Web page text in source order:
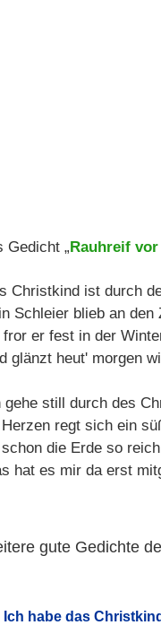
Gedicht „Rauhreif
Christkind ist durch
Schleier blieb an den
fror er fest in der
glänzt heut' morgen
gehe still durch des
regt sich ein
die Erde so
hat es mir da erst
gute Gedichte
Ich habe das